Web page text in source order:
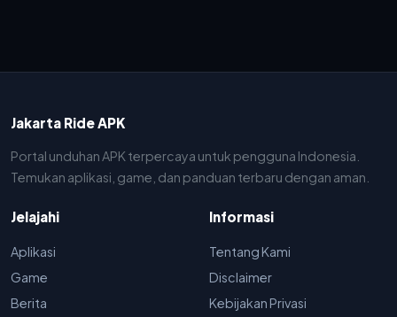
Jakarta Ride APK
Portal unduhan APK terpercaya untuk pengguna Indonesia.
Temukan aplikasi, game, dan panduan terbaru dengan aman.
Jelajahi
Aplikasi
Game
Berita
Informasi
Tentang Kami
Disclaimer
Kebijakan Privasi